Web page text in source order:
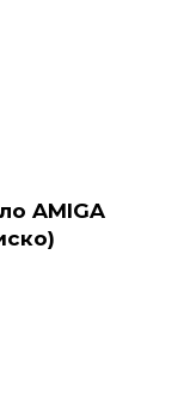
AMIGA